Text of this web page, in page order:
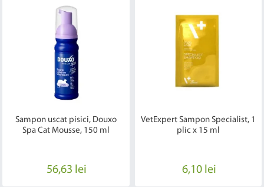
Sampon uscat pisici, Douxo
Spa Cat Mousse, 150 ml
56,63 lei
VetExpert Sampon Specialist, 1
plic x 15 ml
6,10 lei